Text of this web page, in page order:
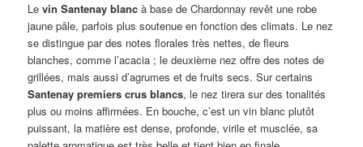
Levin Santenay blanc à base de Chardonnay revêt une robe
jaune pâle, parfois plus soutenue en fonction des climats. Le nez
se distingue par des notes florales très nettes, de fleurs
blanches, comme l’acacia ; le deuxième nez offre des notes de
grillées, mais aussi d’agrumes et de fruits secs. Sur certains
Santenay premiers crus blancs, le nez tirera sur des tonalités
plus ou moins affirmées. En bouche, c’est un vin blanc plutôt
puissant, la matière est dense, profonde, virile et musclée, sa